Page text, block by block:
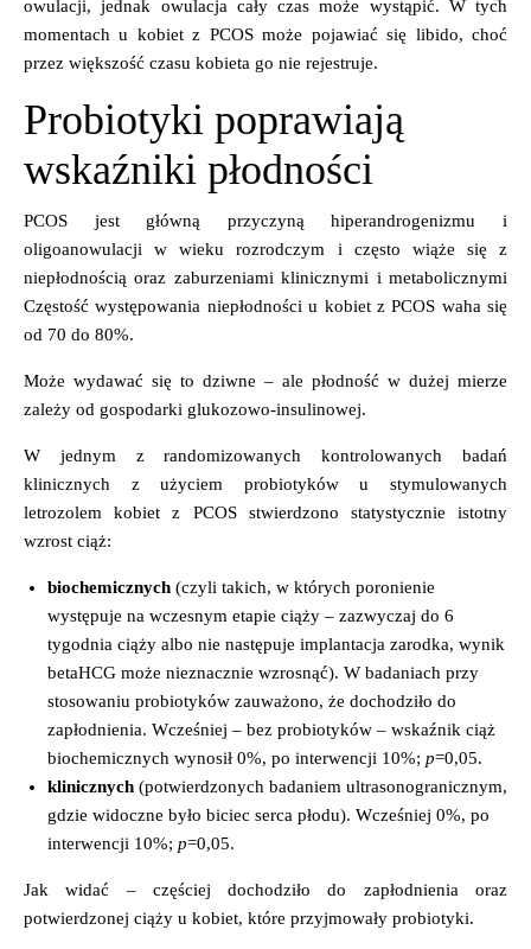
owulacji, jednak owulacja cały czas może wystąpić. W tych
momentach u kobiet z PCOS może pojawiać się libido, choć
przez większość czasu kobieta go nie rejestruje.
Probiotyki poprawiają
wskaźniki płodności
PCOS jest główną przyczyną hiperandrogenizmu i
oligoanowulacji w wieku rozrodczym i często wiąże się z
niepłodnością oraz zaburzeniami klinicznymi i metabolicznymi
Częstość występowania niepłodności u kobiet z PCOS waha się
od 70 do 80%.
Może wydawać się to dziwne – ale płodność w dużej mierze
zależy od gospodarki glukozowo-insulinowej.
W jednym z randomizowanych kontrolowanych badań
klinicznych z użyciem probiotyków u stymulowanych
letrozolem kobiet z PCOS stwierdzono statystycznie istotny
wzrost ciąż:
biochemicznych (czyli takich, w których poronienie
występuje na wczesnym etapie ciąży – zazwyczaj do 6
tygodnia ciąży albo nie następuje implantacja zarodka, wynik
betaHCG może nieznacznie wzrosnąć). W badaniach przy
stosowaniu probiotyków zauważono, że dochodziło do
zapłodnienia. Wcześniej – bez probiotyków – wskaźnik ciąż
biochemicznych wynosił 0%, po interwencji 10%; p=0,05.
klinicznych (potwierdzonych badaniem ultrasonogranicznym,
gdzie widoczne było biciec serca płodu). Wcześniej 0%, po
interwencji 10%; p=0,05.
Jak widać – częściej dochodziło do zapłodnienia oraz
potwierdzonej ciąży u kobiet, które przyjmowały probiotyki.